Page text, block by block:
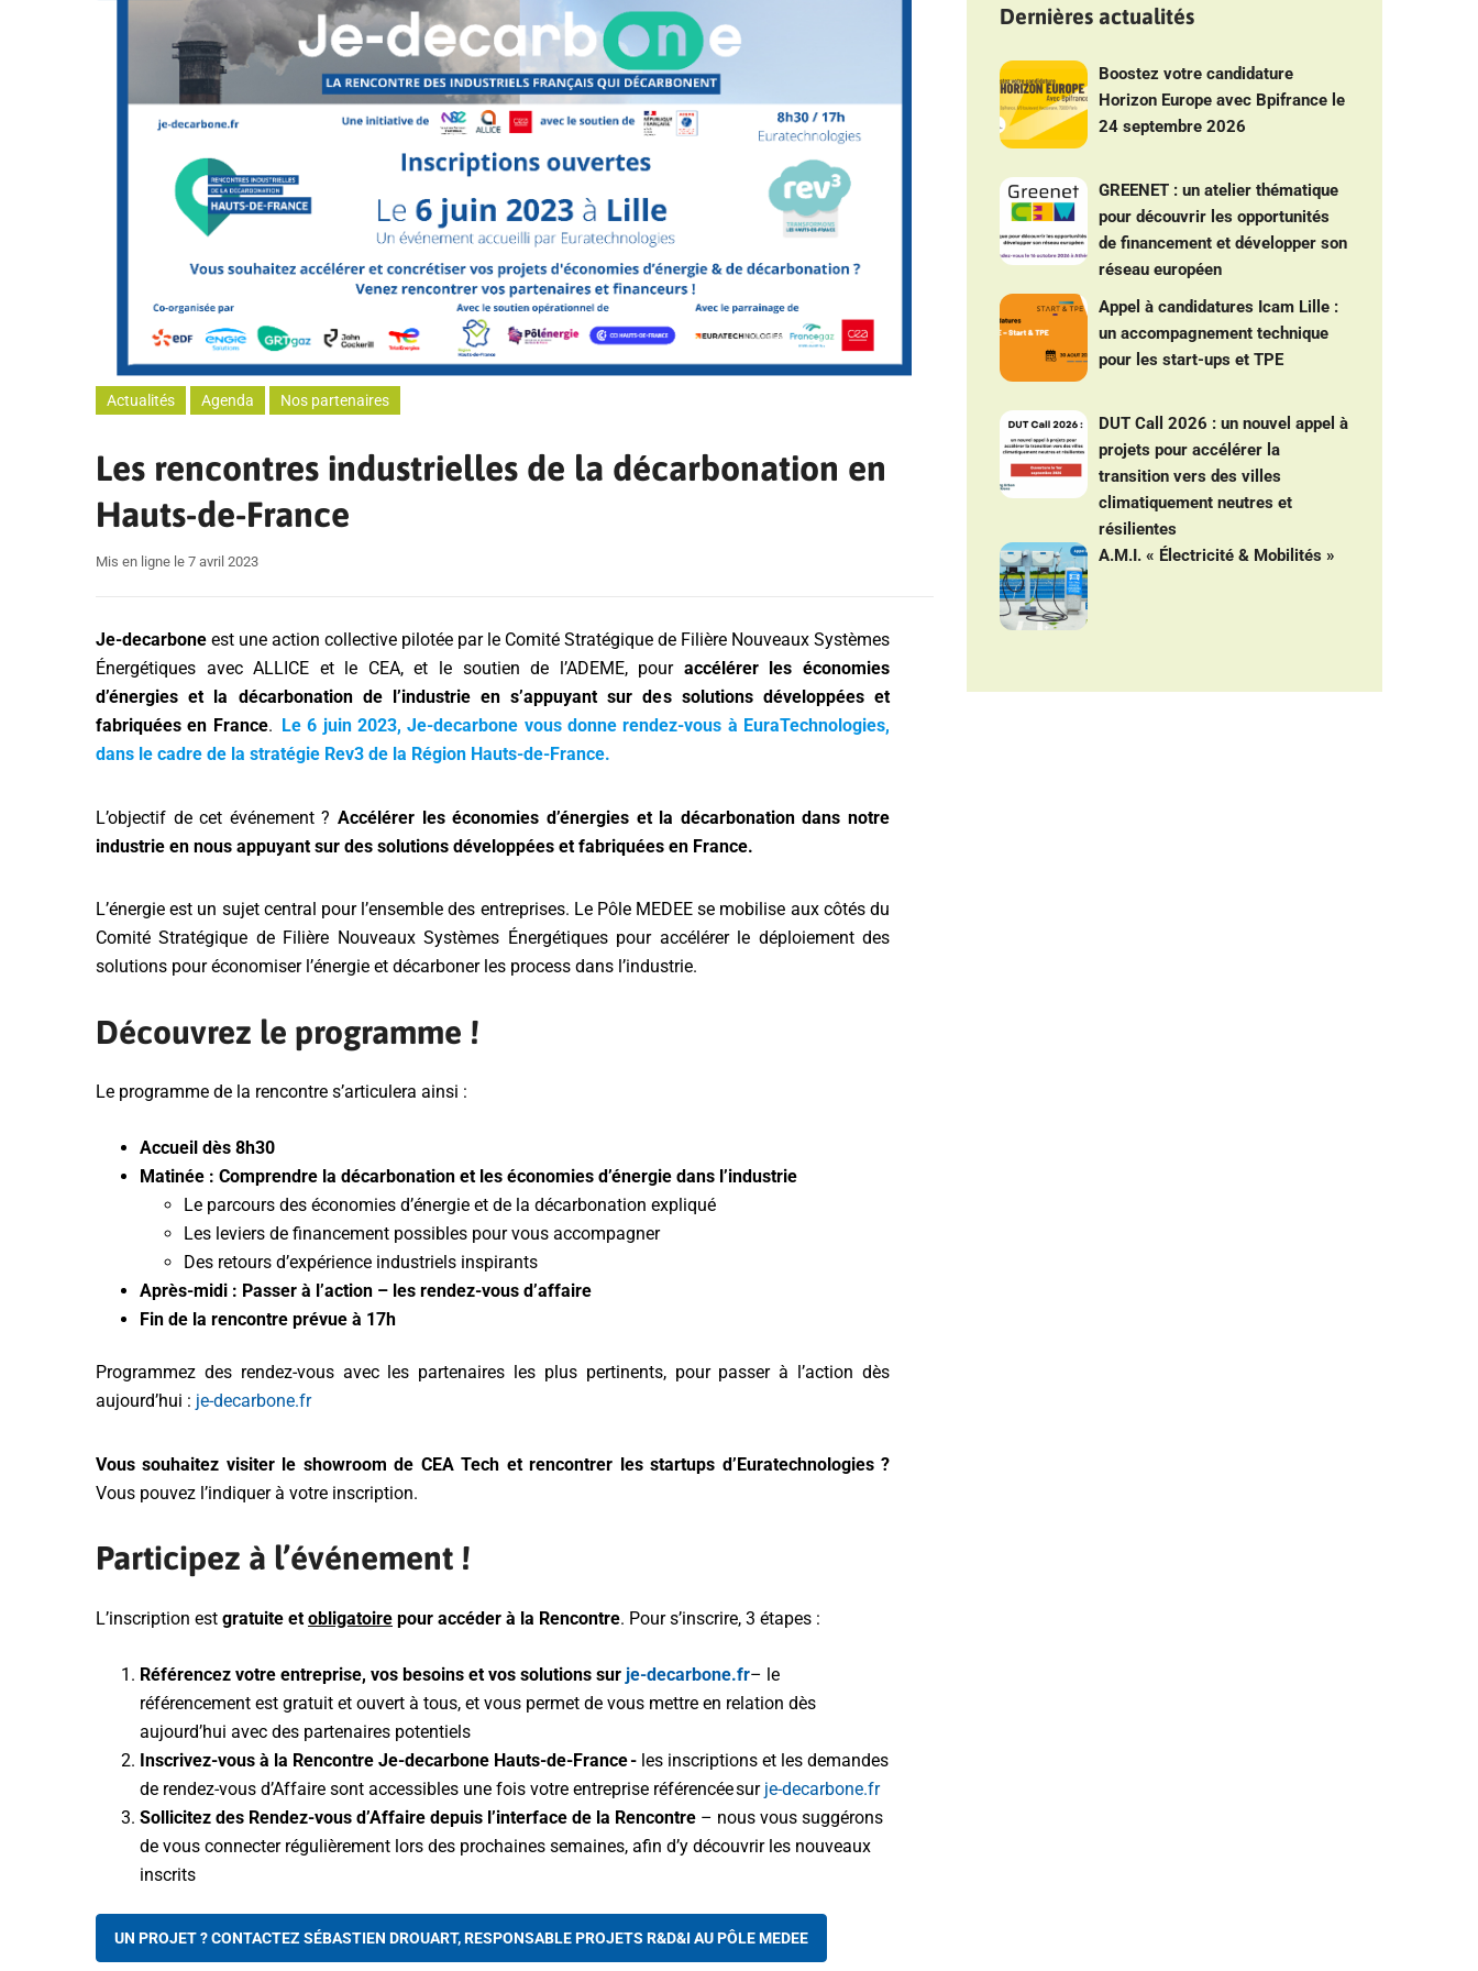
Actualités Agenda Nos partenaires
Les rencontres industrielles de la décarbonation en
Hauts-de-France
Mis en ligne le 7 avril 2023
Je-decarbone est une action collective pilotée par le Comité Stratégique de Filière Nouveaux Systèmes
Énergétiques avec ALLICE et le CEA, et le soutien de l’ADEME, pour accélérer les économies
d’énergies et la décarbonation de l’industrie en s’appuyant sur des solutions développées et
fabriquées en France. Le 6 juin 2023, Je-decarbone vous donne rendez-vous à EuraTechnologies,
dans le cadre de la stratégie Rev3 de la Région Hauts-de-France.
L’objectif de cet événement ?Accélérer les économies d’énergies et la décarbonation dans notre
industrie en nous appuyant sur des solutions développées et fabriquées en France.
L’énergie est un sujet central pour l’ensemble des entreprises. Le Pôle MEDEE se mobilise aux côtés du
Comité Stratégique de Filière Nouveaux Systèmes Énergétiques pour accélérer le déploiement des
solutions pour économiser l’énergie et décarboner les process dans l’industrie.
Découvrez le programme !
Le programme de la rencontre s’articulera ainsi :
Accueil dès 8h30
Matinée : Comprendre la décarbonation et les économies d’énergie dans l’industrie
Le parcours des économies d’énergie et de la décarbonation expliqué
Les leviers de financement possibles pour vous accompagner
Des retours d’expérience industriels inspirants
Après-midi : Passer à l’action – les rendez-vous d’affaire
Fin de la rencontre prévue à 17h
Programmez des rendez-vous avec les partenaires les plus pertinents, pour passer à l’action dès
aujourd’hui : je-decarbone.fr
Vous souhaitez visiter le showroom de CEA Tech et rencontrer les startups d’Euratechnologies ?
Vous pouvez l’indiquer à votre inscription.
Participez à l’événement !
L’inscription est gratuite et obligatoire pour accéder à la Rencontre. Pour s’inscrire, 3 étapes :
Référencez votre entreprise, vos besoins et vos solutions sur je-decarbone.fr– le
référencement est gratuit et ouvert à tous, et vous permet de vous mettre en relation dès
aujourd’hui avec des partenaires potentiels
Inscrivez-vous à la Rencontre Je-decarbone Hauts-de-France - les inscriptions et les demandes
de rendez-vous d’Affaire sont accessibles une fois votre entreprise référencée sur je-decarbone.fr
Sollicitez des Rendez-vous d’Affaire depuis l’interface de la Rencontre – nous vous suggérons
de vous connecter régulièrement lors des prochaines semaines, afin d’y découvrir les nouveaux
inscrits
UN PROJET ? CONTACTEZ SÉBASTIEN DROUART, RESPONSABLE PROJETS R&D&I AU PÔLE MEDEE
Dernières actualités
Boostez votre candidature
Horizon Europe avec Bpifrance le
24 septembre 2026
GREENET : un atelier thématique
pour découvrir les opportunités
de financement et développer son
réseau européen
Appel à candidatures Icam Lille :
un accompagnement technique
pour les start-ups et TPE
DUT Call 2026 : un nouvel appel à
projets pour accélérer la
transition vers des villes
climatiquement neutres et
résilientes
A.M.I. « Électricité & Mobilités »